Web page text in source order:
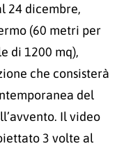
24 dicembre,
(60 metri per
di 1200 mq),
che consisterà
del
Il video
3 volte al